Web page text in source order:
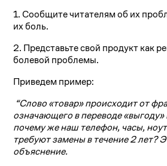
1. Сообщите читателям об их
их боль.
2. Представьте свой продукт как
болевой проблемы.
Приведем пример:
“Слово «товар» происходит от
означающего в переводе
почему же наш телефон, часы,
требуют замены в течение 2 лет?
объяснение.